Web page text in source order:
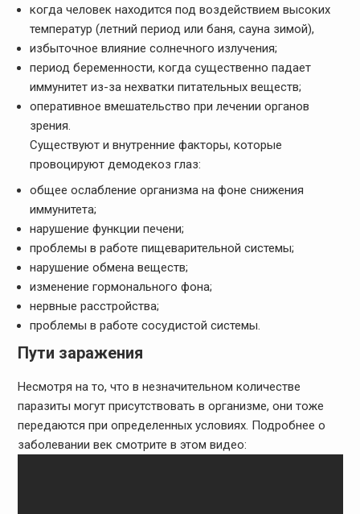
когда человек находится под воздействием высоких
температур (летний период или баня, сауна зимой),
избыточное влияние солнечного излучения;
период беременности, когда существенно падает
иммунитет из-за нехватки питательных веществ;
оперативное вмешательство при лечении органов
зрения.
Существуют и внутренние факторы, которые
провоцируют демодекоз глаз:
общее ослабление организма на фоне снижения
иммунитета;
нарушение функции печени;
проблемы в работе пищеварительной системы;
нарушение обмена веществ;
изменение гормонального фона;
нервные расстройства;
проблемы в работе сосудистой системы.
Пути заражения
Несмотря на то, что в незначительном количестве
паразиты могут присутствовать в организме, они тоже
передаются при определенных условиях. Подробнее о
заболевании век смотрите в этом видео: